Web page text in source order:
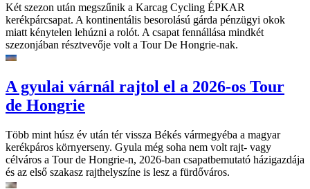
Két szezon után megszűnik a Karcag Cycling ÉPKAR
kerékpárcsapat. A kontinentális besorolású gárda pénzügyi okok
miatt kénytelen lehúzni a rolót. A csapat fennállása mindkét
szezonjában résztvevője volt a Tour De Hongrie-nak.
A gyulai várnál rajtol el a 2026-os Tour
de Hongrie
Több mint húsz év után tér vissza Békés vármegyéba a magyar
kerékpáros környerseny. Gyula még soha nem volt rajt- vagy
célváros a Tour de Hongrie-n, 2026-ban csapatbemutató házigazdája
és az első szakasz rajthelyszíne is lesz a fürdőváros.